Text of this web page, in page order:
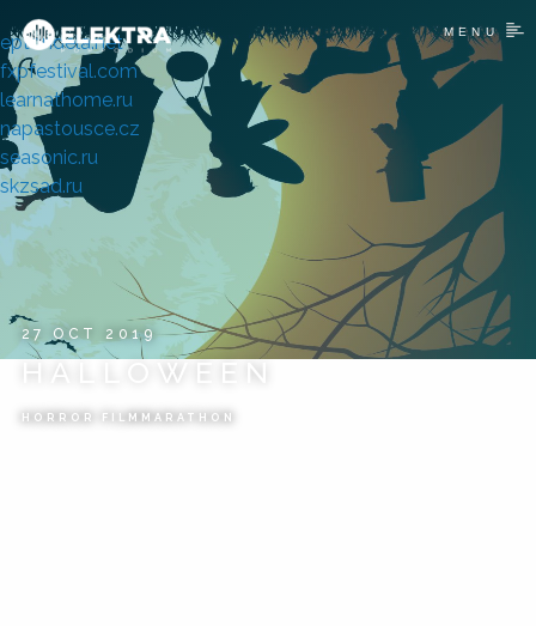
eptondela.net
fxpfestival.com
learnathome.ru
napastousce.cz
seasonic.ru
skzsad.ru
MENU
27 OCT 2019
HALLOWEEN
HORROR FILMMARATHON